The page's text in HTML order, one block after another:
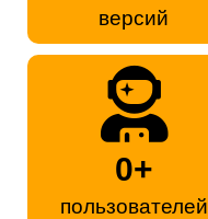
версий
0+
пользователей